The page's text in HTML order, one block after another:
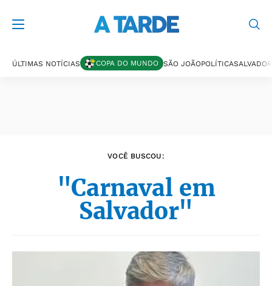
ÚLTIMAS NOTÍCIAS COPA DO MUNDO SÃO JOÃOPOLÍTICASALVADOR
VOCÊ BUSCOU:
"Carnaval em
Salvador"